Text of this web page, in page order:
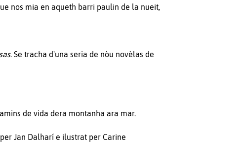
nos mia en aqueth barri paulin de la nueit,
. Se tracha d'una seria de nòu novèlas de
de vida dera montanha ara mar.
Jan Dalharí e ilustrat per Carine